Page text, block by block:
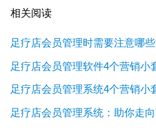
相关阅读
足疗店会员管理时需要注意哪些
足疗店会员管理软件4个营销小
足疗店会员管理系统4个营销小
足疗店会员管理系统：助你走向